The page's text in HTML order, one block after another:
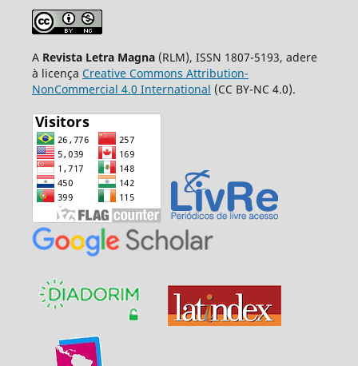
ARevista Letra Magna (RLM), ISSN 1807-5193, adere
à licença Creative Commons Attribution-
NonCommercial 4.0 International (CC BY-NC 4.0).